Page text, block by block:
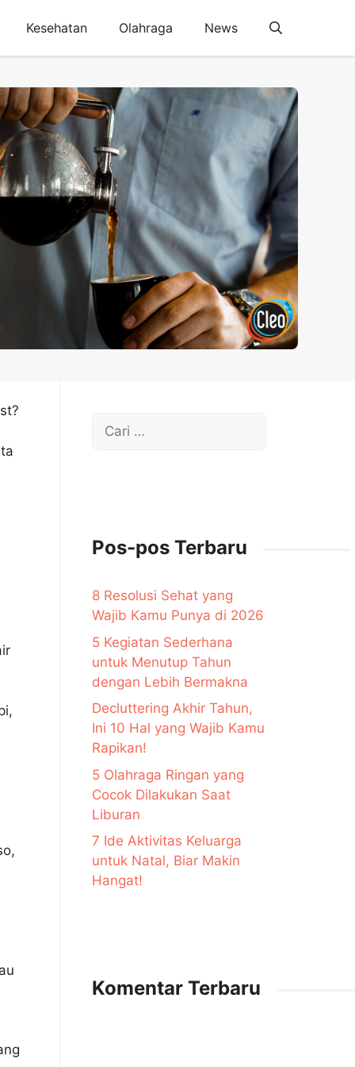
Kesehatan Olahraga News
Cari
Pos-pos Terbaru
8 Resolusi Sehat yang
Wajib Kamu Punya di 2026
5 Kegiatan Sederhana
untuk Menutup Tahun
dengan Lebih Bermakna
Decluttering Akhir Tahun,
Ini 10 Hal yang Wajib Kamu
Rapikan!
5 Olahraga Ringan yang
Cocok Dilakukan Saat
Liburan
7 Ide Aktivitas Keluarga
untuk Natal, Biar Makin
Hangat!
Komentar Terbaru